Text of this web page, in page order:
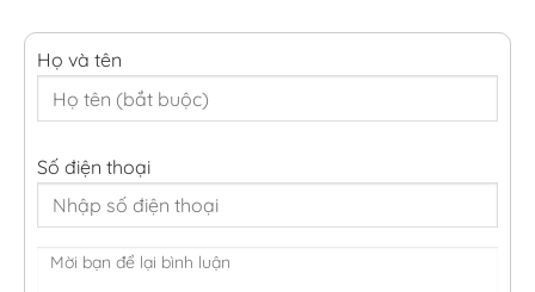
Họ và tên
Số điện thoại